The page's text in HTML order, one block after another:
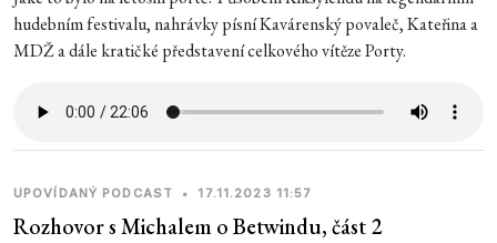
hudebním festivalu, nahrávky písní Kavárenský povaleč, Kateřina a
MDŽ a dále kratičké představení celkového vítěze Porty.
UPOVÍDANÝ PODCAST • 17.11.2023 11:57
Rozhovor s Michalem o Betwindu, část 2